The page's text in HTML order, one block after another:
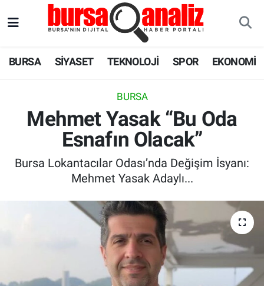
BURSA SİYASET TEKNOLOJİ SPOR EKONOMİ
BURSA
Mehmet Yasak “Bu Oda
Esnafın Olacak”
Bursa Lokantacılar Odası’nda Değişim İsyanı:
Mehmet Yasak Adaylı...
EKONOMİ
Süper Lig Puan Durumu ve Fikstür
Tüm Manşetler